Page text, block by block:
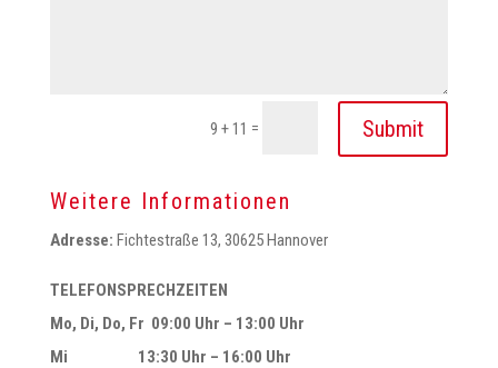
9 + 11 = Submit
Weitere Informationen
Adresse: Fichtestraße 13, 30625 Hannover
TELEFONSPRECHZEITEN
Mo, Di, Do, Fr 09:00 Uhr – 13:00 Uhr
Mi 13:30 Uhr – 16:00 Uhr